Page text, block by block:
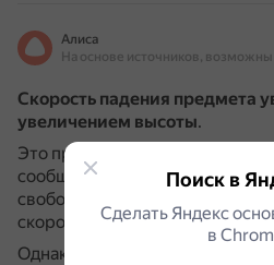
Алиса
Скорость падения предмета
увеличением высоты.
Это происходит из-за
сообщает телу постоянное
свободного падения) и
скорость при падении.
Однако на скорость
Поиск в
Сделать Яндекс
в